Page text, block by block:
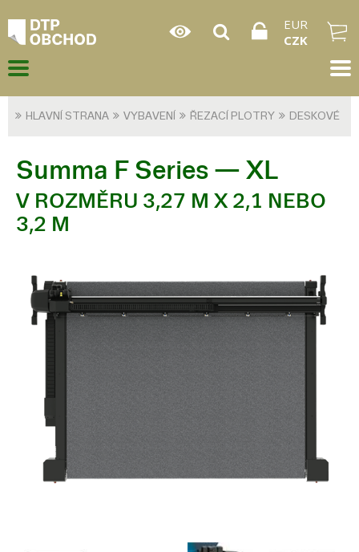
EUR
CZK
HLAVNÍ STRANA VYBAVENÍ ŘEZACÍ PLOTRY DESKOVÉ
Summa F Series — XL
V ROZMĚRU 3,27 M X 2,1 NEBO
3,2 M